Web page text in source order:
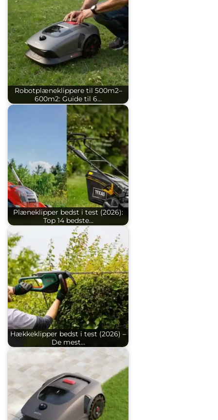
Robotplæneklippere til 500m2–
600m2: Guide til 6…
Plæneklipper bedst i test (2026):
Top 14 bedste…
Hækkeklipper bedst i test (2026) –
De mest…